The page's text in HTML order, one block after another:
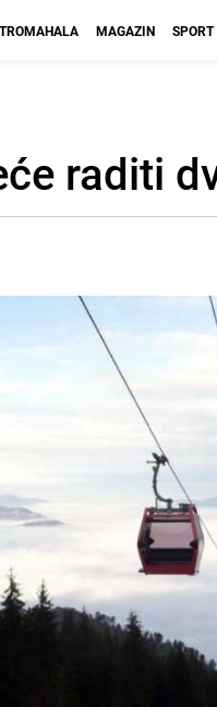
MAGAZIN SPORT
raditi